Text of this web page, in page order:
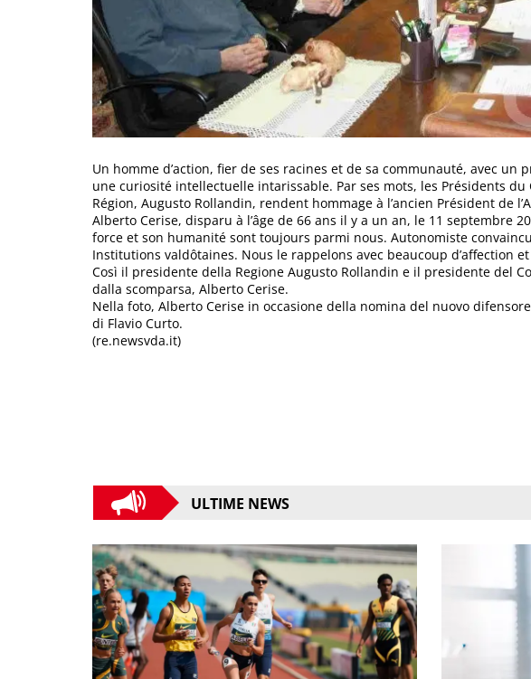
Un homme d’action, fier de ses racines et de sa communauté, avec un
une curiosité intellectuelle intarissable. Par ses mots, les Présidents du
Région, Augusto Rollandin, rendent hommage à l’ancien Président de
Alberto Cerise, disparu à l’âge de 66 ans il y a un an, le 11 septembre
force et son humanité sont toujours parmi nous. Autonomiste
Institutions valdôtaines. Nous le rappelons avec beaucoup d’affection
Così il presidente della Regione Augusto Rollandin e il presidente del
dalla scomparsa, Alberto Cerise.
Nella foto, Alberto Cerise in occasione della nomina del nuovo
di Flavio Curto.
(re.newsvda.it)
ULTIME NEWS